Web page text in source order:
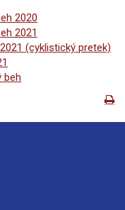
2020
2021
(cyklistický pretek)
beh